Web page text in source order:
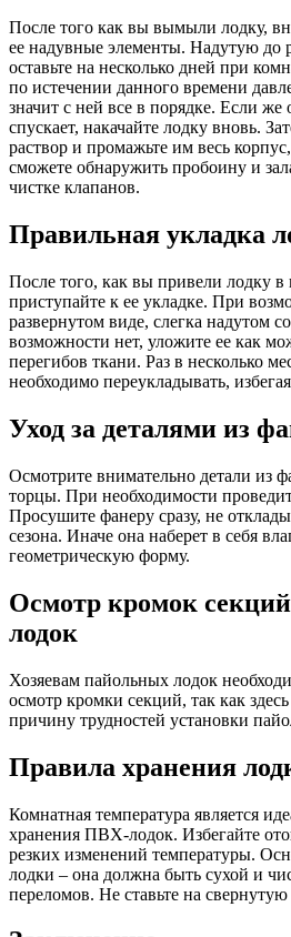
После того как вы вымыли лодку,
ее надувные элементы. Надутую до
оставьте на несколько дней при
по истечении данного времени
значит с ней все в порядке. Если же
спускает, накачайте лодку вновь.
раствор и промажьте им весь
сможете обнаружить пробоину и
чистке клапанов.
Правильная укладка
После того, как вы привели лодку
приступайте к ее укладке. При
развернутом виде, слегка надутом
возможности нет, уложите ее как
перегибов ткани. Раз в несколько
необходимо переукладывать,
Уход за деталями из
Осмотрите внимательно детали из
торцы. При необходимости
Просушите фанеру сразу, не
сезона. Иначе она наберет в себя
геометрическую форму.
Осмотр кромок
лодок
Хозяевам пайольных лодок
осмотр кромки секций, так как
причину трудностей установки
Правила хранения
Комнатная температура является
хранения ПВХ-лодок. Избегайте
резких изменений температуры.
лодки – она должна быть сухой и
переломов. Не ставьте на